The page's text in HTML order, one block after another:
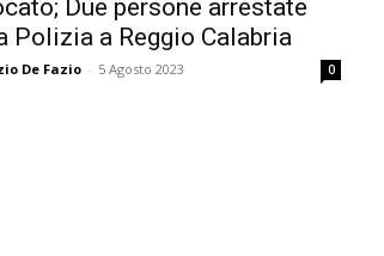
Due persone arrestate
Polizia a Reggio Calabria
De Fazio - 5 Agosto 2023 0